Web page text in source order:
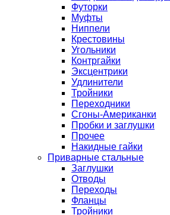
Футорки
Муфты
Ниппели
Крестовины
Угольники
Контргайки
Эксцентрики
Удлинители
Тройники
Переходники
Сгоны-Американки
Пробки и заглушки
Прочее
Накидные гайки
Приварные стальные
Заглушки
Отводы
Переходы
Фланцы
Тройники